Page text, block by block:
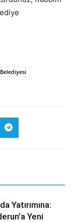
Yatırımına:
Yeni